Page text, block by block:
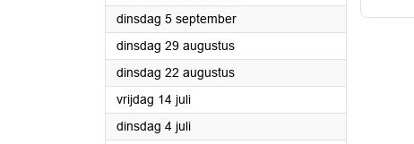
dinsdag 5 september2023
dinsdag 29 augustus2023
dinsdag 22 augustus2023
vrijdag 14 juli2023
dinsdag 4 juli2023